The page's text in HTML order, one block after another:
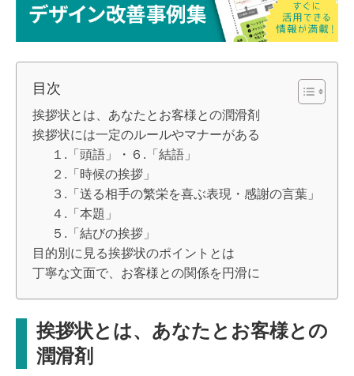
目次
挨拶状とは、あなたとお客様との潤滑剤
挨拶状には一定のルールやマナーがある
１.「頭語」・６.「結語」
２.「時候の挨拶」
３.「送る相手の繁栄を喜ぶ表現・感謝の言葉」
４.「本題」
５.「結びの挨拶」
目的別に見る挨拶状のポイントとは
丁寧な文面で、お客様との関係を円滑に
挨拶状とは、あなたとお客様との
潤滑剤